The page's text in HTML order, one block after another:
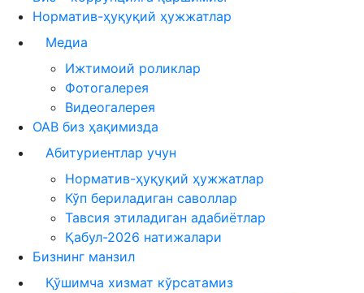
Норматив-ҳуқуқий ҳужжатлар
Медиа
Ижтимоий роликлар
Фотогалерея
Видеогалерея
ОАВ биз ҳақимизда
Абитуриентлар учун
Норматив-ҳуқуқий ҳужжатлар
Кўп бериладиган саволлар
Тавсия этиладиган адабиётлар
Қабул-2026 натижалари
Бизнинг манзил
Қўшимча хизмат кўрсатамиз